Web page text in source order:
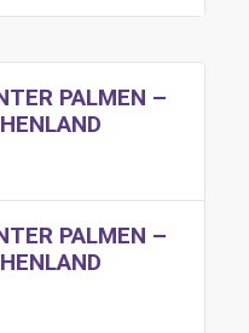
PALMEN –
PALMEN –